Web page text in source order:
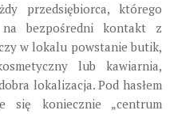
przedsiębiorca, którego
bezpośredni kontakt z
w lokalu powstanie butik,
lub kawiarnia,
lokalizacja. Pod hasłem
się koniecznie „centrum